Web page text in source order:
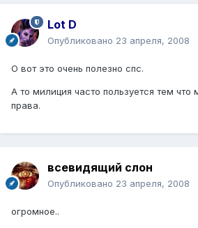
Lot D
Опубликовано 23 апреля, 2008
О вот это очень полезно спс.
А то милиция часто пользуется тем
права.
всевидящий слон
Опубликовано 23 апреля, 2008
огромное..